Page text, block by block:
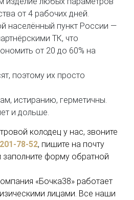
от 4 рабочих дней.
населённый пункт России —
ТК, что
от 20 до 60% на
поэтому их просто
истиранию, герметичны.
и дольше.
колодец у нас, звоните
78-52, пишите на почту
заполните форму обратной
«Бочка38» работает
лицами. Все наши